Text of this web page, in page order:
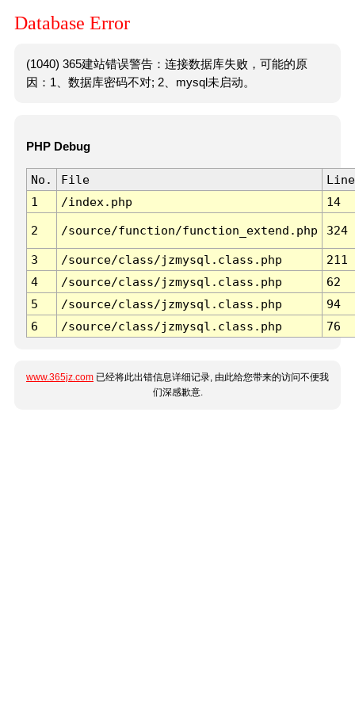
Database Error
(1040) 365建站错误警告：连接数据库失败，可能的原
因：1、数据库密码不对; 2、mysql未启动。
PHP Debug
No. File
Line
1
/index.php 14
2 /source/function/function_extend.php 324
3 /source/class/jzmysql.class.php
211
4
/source/class/jzmysql.class.php
62
5
/source/class/jzmysql.class.php
94
6
/source/class/jzmysql.class.php 76
www.365jz.com 已经将此出错信息详细记录, 由此给您带来的访问不便我
们深感歉意.